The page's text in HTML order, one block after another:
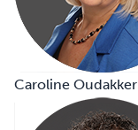
Caroline Oudakker